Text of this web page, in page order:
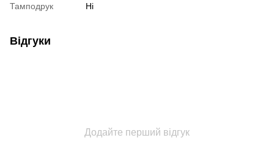
Тамподрук
Ні
Відгуки
Додайте перший відгук